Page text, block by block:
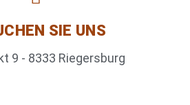
SIE UNS
9 - 8333 Riegersburg